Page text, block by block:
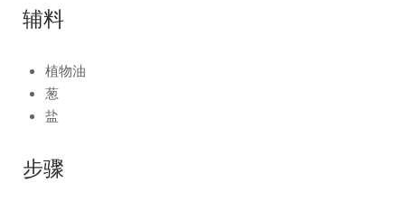
辅料
植物油
葱
盐
步骤